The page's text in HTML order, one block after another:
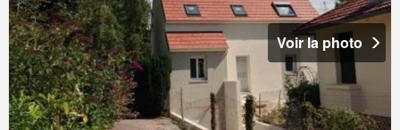
Voir la photo